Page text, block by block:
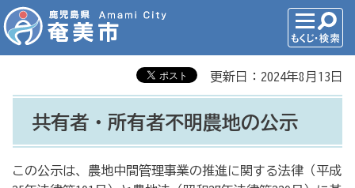
更新日：2024年8月13日
共有者・所有者不明農地の公示
この公示は、農地中間管理事業の推進に関する法律（平成